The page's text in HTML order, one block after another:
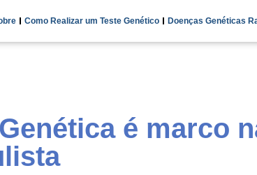
Como Realizar um Teste Genético Doenças Genéticas
é marco